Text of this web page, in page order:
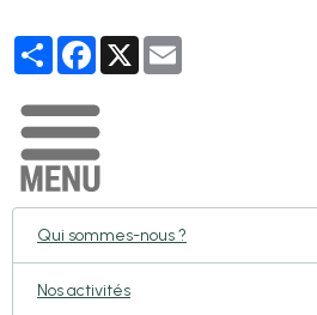
PartagerFacebook
X
Qui sommes-nous ?
Nos activités